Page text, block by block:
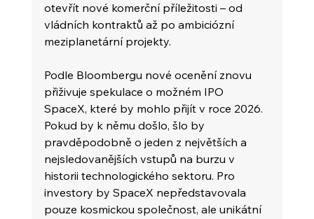
otevřít nové komerční příležitosti – od
vládních kontraktů až po ambiciózní
meziplanetární projekty.
Podle Bloombergu nové ocenění znovu
přiživuje spekulace o možném IPO
SpaceX, které by mohlo přijít v roce 2026.
Pokud by k němu došlo, šlo by
pravděpodobně o jeden z největších a
nejsledovanějších vstupů na burzu v
historii technologického sektoru. Pro
investory by SpaceX nepředstavovala
pouze kosmickou společnost, ale unikátní